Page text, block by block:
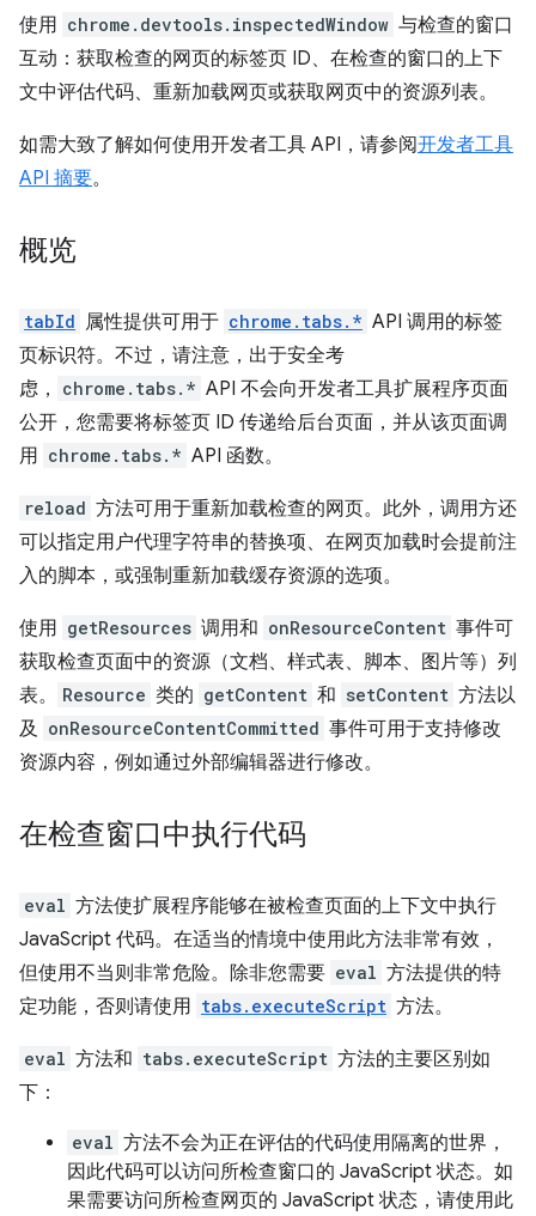
使用 chrome.devtools.inspectedWindow 与检查的窗口
互动：获取检查的网页的标签页 ID、在检查的窗口的上下
文中评估代码、重新加载网页或获取网页中的资源列表。
如需大致了解如何使用开发者工具 API，请参阅开发者工具
API 摘要。
概览
tabId 属性提供可用于 chrome.tabs.* API 调用的标签
页标识符。不过，请注意，出于安全考
虑，
chrome.tabs.* API 不会向开发者工具扩展程序页面
公开，您需要将标签页 ID 传递给后台页面，并从该页面调
用 chrome.tabs.* API 函数。
reload 方法可用于重新加载检查的网页。此外，调用方还
可以指定用户代理字符串的替换项、在网页加载时会提前注
入的脚本，或强制重新加载缓存资源的选项。
使用 getResources 调用和 onResourceContent 事件可
获取检查页面中的资源（文档、样式表、脚本、图片等）列
表。
Resource 类的 getContent 和 setContent 方法以
及 onResourceContentCommitted 事件可用于支持修改
资源内容，例如通过外部编辑器进行修改。
在检查窗口中执行代码
eval 方法使扩展程序能够在被检查页面的上下文中执行
JavaScript 代码。在适当的情境中使用此方法非常有效，
但使用不当则非常危险。除非您需要 eval 方法提供的特
定功能，否则请使用 tabs.executeScript 方法。
eval 方法和 tabs.executeScript 方法的主要区别如
下：
eval 方法不会为正在评估的代码使用隔离的世界，
因此代码可以访问所检查窗口的 JavaScript 状态。如
果需要访问所检查网页的 JavaScript 状态，请使用此